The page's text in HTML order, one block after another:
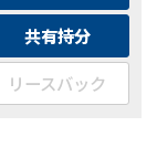
共有持分
リースバック